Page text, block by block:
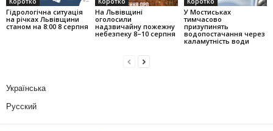
Гідрологічна ситуація
на річках Львівщини
станом на 8:00 8 серпня
На Львівщині
оголосили
надзвичайну пожежну
небезпеку 8–10 серпня
У Мостиськах
тимчасово
призупинять
водопостачання через
каламутність води
Українська
Русский